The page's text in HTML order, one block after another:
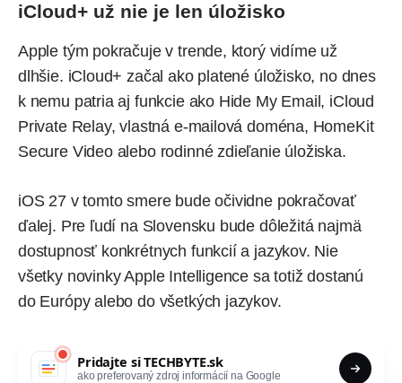
iCloud+ už nie je len úložisko
Apple tým pokračuje v trende, ktorý vidíme už
dlhšie. iCloud+ začal ako platené úložisko, no dnes
k nemu patria aj funkcie ako Hide My Email, iCloud
Private Relay, vlastná e-mailová doména, HomeKit
Secure Video alebo rodinné zdieľanie úložiska.
iOS 27 v tomto smere bude očividne pokračovať
ďalej. Pre ľudí na Slovensku bude dôležitá najmä
dostupnosť konkrétnych funkcií a jazykov. Nie
všetky novinkyApple Intelligence sa totiž dostanú
do Európy alebo do všetkých jazykov.
Pridajte siTECHBYTE.sk
ako preferovaný zdroj informácií na Google